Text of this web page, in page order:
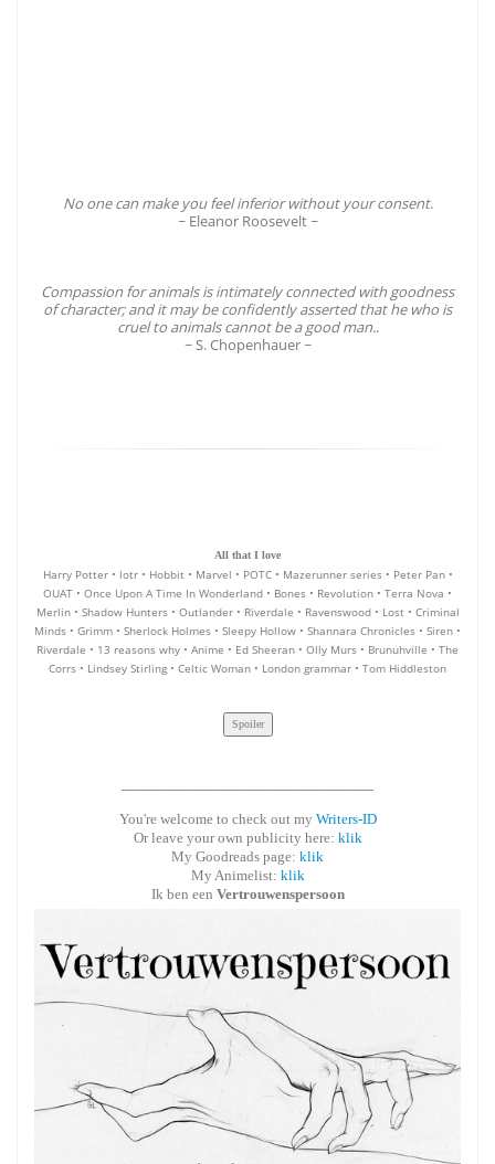
No one can make you feel inferior without your consent.
~ Eleanor Roosevelt ~
Compassion for animals is intimately connected with goodness
of character; and it may be confidently asserted that he who is
cruel to animals cannot be a good man..
~ S. Chopenhauer ~
All that I love
Harry Potter • lotr • Hobbit • Marvel • POTC • Mazerunner series • Peter Pan •
OUAT • Once Upon A Time In Wonderland • Bones • Revolution • Terra Nova •
Merlin • Shadow Hunters • Outlander • Riverdale • Ravenswood • Lost • Criminal
Minds • Grimm • Sherlock Holmes • Sleepy Hollow • Shannara Chronicles • Siren •
Riverdale • 13 reasons why • Anime • Ed Sheeran • Olly Murs • Brunuhville • The
Corrs • Lindsey Stirling • Celtic Woman • London grammar • Tom Hiddleston
You're welcome to check out my Writers-ID
Or leave your own publicity here: klik
My Goodreads page: klik
My Animelist: klik
Ik ben een Vertrouwenspersoon